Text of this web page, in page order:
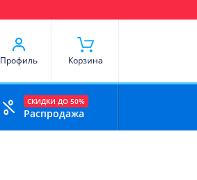
Профиль Корзина
СКИДКИ ДО 50%
Распродажа